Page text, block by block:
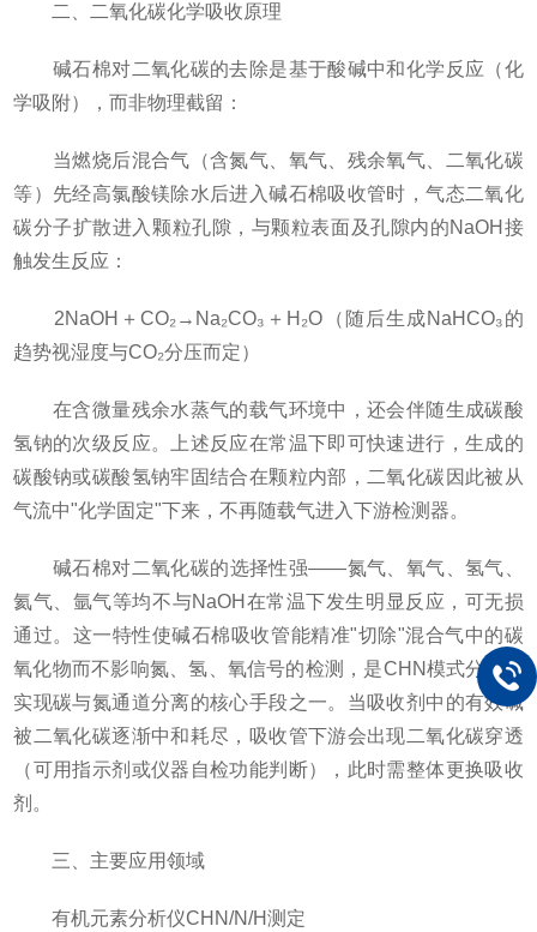
二、二氧化碳化学吸收原理
碱石棉对二氧化碳的去除是基于酸碱中和化学反应（化
学吸附），而非物理截留：
当燃烧后混合气（含氮气、氧气、残余氧气、二氧化碳
等）先经高氯酸镁除水后进入碱石棉吸收管时，气态二氧化
碳分子扩散进入颗粒孔隙，与颗粒表面及孔隙内的NaOH接
触发生反应：
2NaOH＋CO₂→Na₂CO₃＋H₂O（随后生成NaHCO₃的
趋势视湿度与CO₂分压而定）
在含微量残余水蒸气的载气环境中，还会伴随生成碳酸
氢钠的次级反应。上述反应在常温下即可快速进行，生成的
碳酸钠或碳酸氢钠牢固结合在颗粒内部，二氧化碳因此被从
气流中"化学固定"下来，不再随载气进入下游检测器。
碱石棉对二氧化碳的选择性强——氮气、氧气、氢气、
氦气、氩气等均不与NaOH在常温下发生明显反应，可无损
通过。这一特性使碱石棉吸收管能精准"切除"混合气中的碳
氧化物而不影响氮、氢、氧信号的检测，是CHN模式分析中
实现碳与氮通道分离的核心手段之一。当吸收剂中的有效碱
被二氧化碳逐渐中和耗尽，吸收管下游会出现二氧化碳穿透
（可用指示剂或仪器自检功能判断），此时需整体更换吸收
剂。
三、主要应用领域
有机元素分析仪CHN/N/H测定​